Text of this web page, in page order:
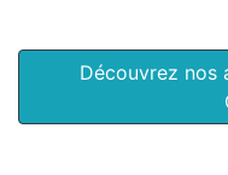
Découvrez nos